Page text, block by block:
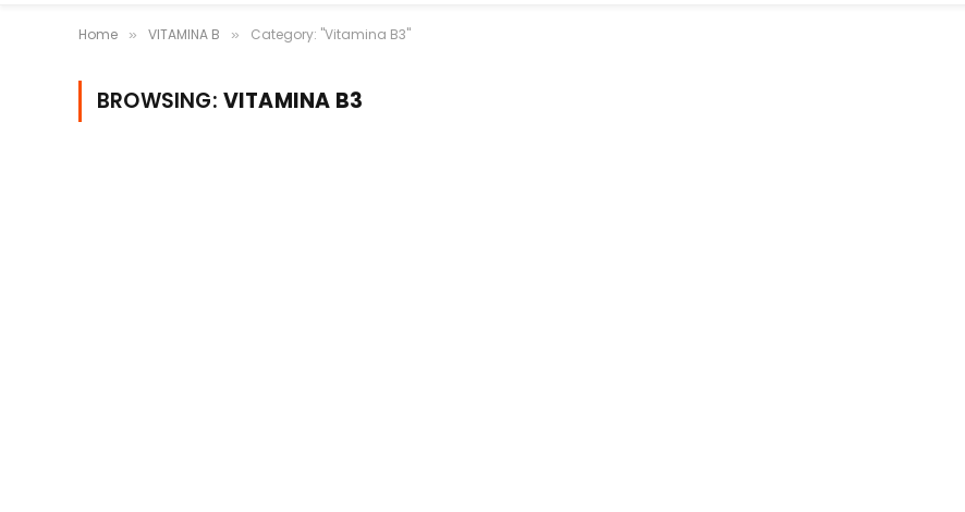
Home » VITAMINA B » Category: "Vitamina B3"
BROWSING: VITAMINA B3